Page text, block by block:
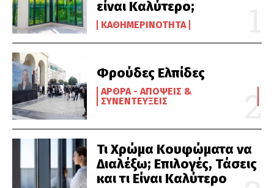
είναι Καλύτερο;
ΚΑΘΗΜΕΡΙΝΌΤΗΤΑ
Φρούδες Ελπίδες
ΆΡΘΡΑ - ΑΠΌΨΕΙΣ &
ΣΥΝΕΝΤΕΎΞΕΙΣ
Τι Χρώμα Κουφώματα να
Διαλέξω; Επιλογές, Τάσεις
και τι Είναι Καλύτερο